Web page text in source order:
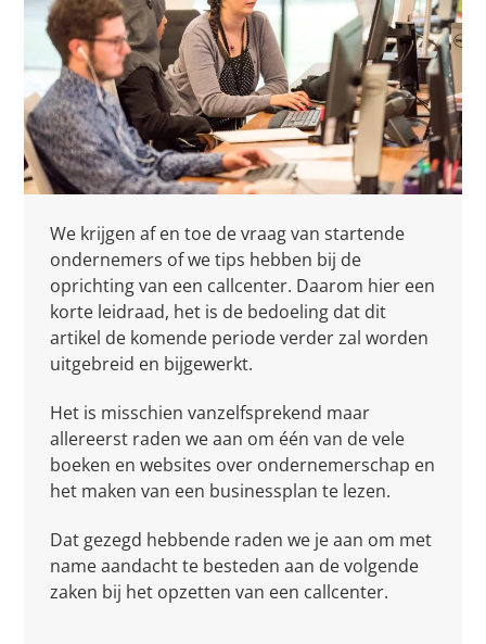
We krijgen af en toe de vraag van startende
ondernemers of we tips hebben bij de
oprichting van een callcenter. Daarom hier een
korte leidraad, het is de bedoeling dat dit
artikel de komende periode verder zal worden
uitgebreid en bijgewerkt.
Het is misschien vanzelfsprekend maar
allereerst raden we aan om één van de vele
boeken en websites over ondernemerschap en
het maken van een businessplan te lezen.
Dat gezegd hebbende raden we je aan om met
name aandacht te besteden aan de volgende
zaken bij het opzetten van een callcenter.